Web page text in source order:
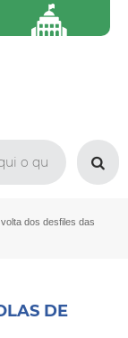
volta dos desfiles das
DE